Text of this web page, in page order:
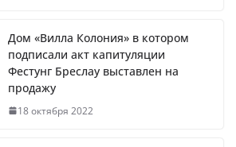
Дом «Вилла Колония» в котором
подписали акт капитуляции
Фестунг Бреслау выставлен на
продажу
18 октября 2022